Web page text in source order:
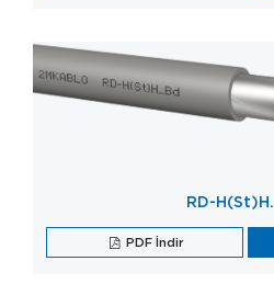
RD-
PDF İndir